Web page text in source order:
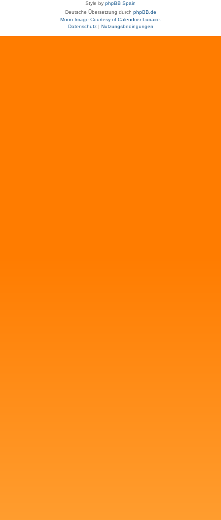
Style by phpBB Spain
Deutsche Übersetzung durch phpBB.de
Moon Image Courtesy of Calendrier Lunaire.
Datenschutz| Nutzungsbedingungen